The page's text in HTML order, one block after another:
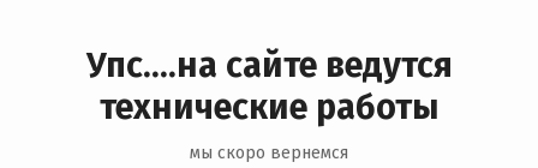
Упс....на сайте ведутся
технические работы
мы скоро вернемся